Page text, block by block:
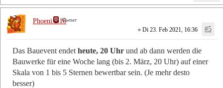
» Di 23. Feb 2021, 16:36 #5
Das Bauevent endet heute, 20 Uhr und ab dann werden die
Bauwerke für eine Woche lang (bis 2. März, 20 Uhr) auf einer
Skala von 1 bis 5 Sternen bewertbar sein. (Je mehr desto
besser)
Phoenix616Owner